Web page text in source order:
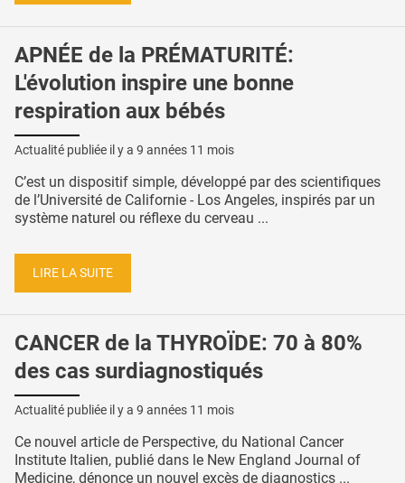
APNÉE de la PRÉMATURITÉ:
L'évolution inspire une bonne
respiration aux bébés
Actualité publiée il y a 9 années 11 mois
C’est un dispositif simple, développé par des scientifiques
de l’Université de Californie - Los Angeles, inspirés par un
système naturel ou réflexe du cerveau ...
LIRE LA SUITE
CANCER de la THYROÏDE: 70 à 80%
des cas surdiagnostiqués
Actualité publiée il y a 9 années 11 mois
Ce nouvel article de Perspective, du National Cancer
Institute Italien, publié dans le New England Journal of
Medicine, dénonce un nouvel excès de diagnostics ...